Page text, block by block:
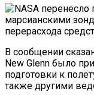
В сообщении
New Glenn было
подготовки к
также другими